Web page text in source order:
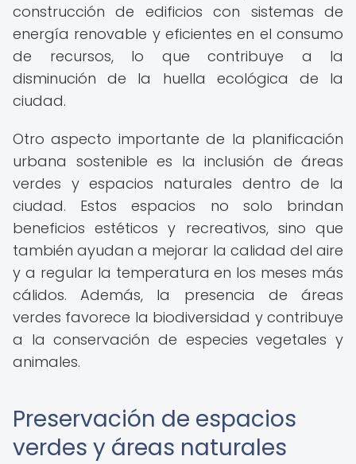
construcción de edificios con sistemas de
energía renovable y eficientes en el consumo
de recursos, lo que contribuye a la
disminución de la huella ecológica de la
ciudad.
Otro aspecto importante de la planificación
urbana sostenible es la inclusión de áreas
verdes y espacios naturales dentro de la
ciudad. Estos espacios no solo brindan
beneficios estéticos y recreativos, sino que
también ayudan a mejorar la calidad del aire
y a regular la temperatura en los meses más
cálidos. Además, la presencia de áreas
verdes favorece la biodiversidad y contribuye
a la conservación de especies vegetales y
animales.
Preservación de espacios
verdes y áreas naturales